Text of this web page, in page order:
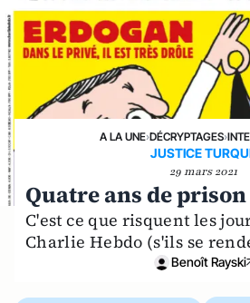
A LA UNE›DÉCRYPTAGES›
JUSTICE
29 mars 2021
Quatre ans de prison
C'est ce que risquent les
Charlie Hebdo (s'ils se
Benoît Rayski